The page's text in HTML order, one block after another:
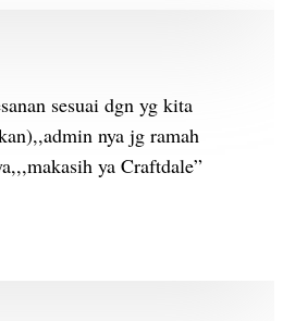
sesuai dgn yg kita
nya jg ramah
ya Craftdale”